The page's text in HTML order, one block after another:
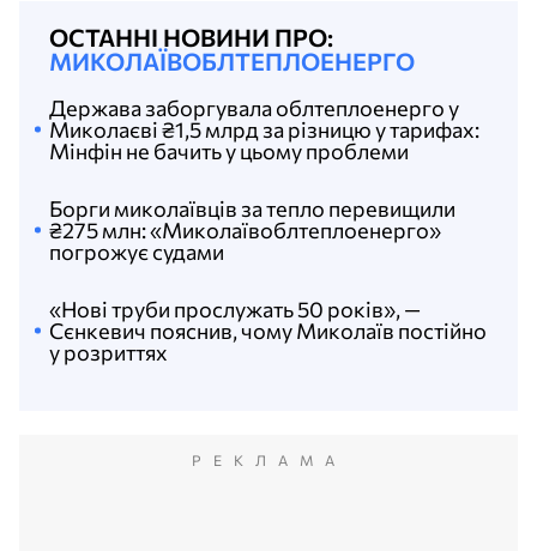
ОСТАННІ НОВИНИ ПРО:
МИКОЛАЇВОБЛТЕПЛОЕНЕРГО
«Нові труби прослужать 50 років», —
Сєнкевич пояснив, чому Миколаїв постійно
у розриттях
Борги миколаївців за тепло перевищили
₴275 млн: «Миколаївоблтеплоенерго»
погрожує судами
Держава заборгувала облтеплоенерго у
Миколаєві ₴1,5 млрд за різницю у тарифах:
Мінфін не бачить у цьому проблеми
РЕКЛАМА